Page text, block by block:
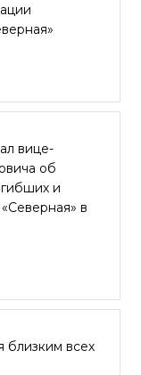
вице-
об
и
в
близким всех